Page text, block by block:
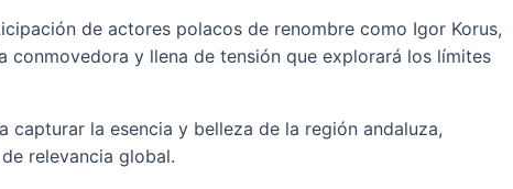
de actores polacos de renombre como Igor Korus,
conmovedora y llena de tensión que explorará los límites
la esencia y belleza de la región andaluza,
relevancia global.